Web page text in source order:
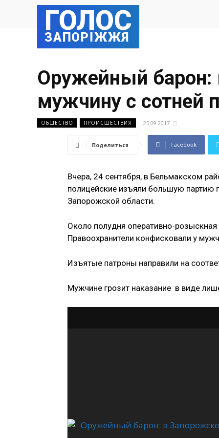
ГОЛОС
ЗАПОРІЖЖЯ
Оружейный барон:
мужчину с сотней
ОБЩЕСТВО ПРОИСШЕСТВИЯ 25.09.2017
Поделиться Facebook
Вчера, 24 сентября, в Бельмакском
полицейские изъяли большую
Запорожской области.
Около полудня оперативно-
Правоохранители конфисковали у
Изъятые патроны направили на
Мужчине грозит наказание в виде